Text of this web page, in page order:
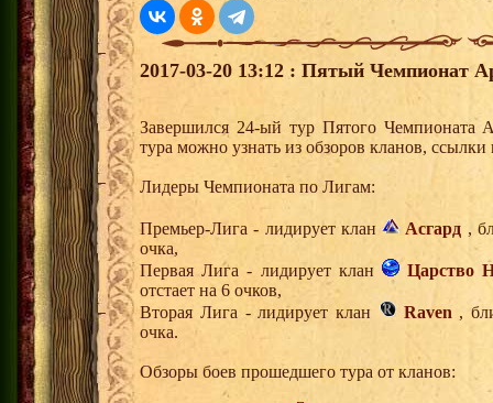
2017-03-20 13:12 : Пятый Чемпионат
Завершился 24-ый тур Пятого Чемпионата
тура можно узнать из обзоров кланов,
Лидеры Чемпионата по Лигам:
Премьер-Лига - лидирует клан Асгард ,
очка,
Первая Лига - лидирует клан
Царство
отстает на 6 очков,
Вторая Лига - лидирует клан
Raven ,
очка.
Обзоры боев прошедшего тура от кланов: